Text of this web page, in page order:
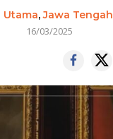
Utama,Jawa Tengah
16/03/2025